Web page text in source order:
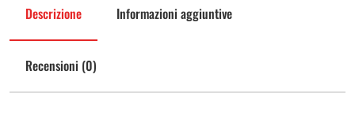
Descrizione Informazioni aggiuntive
Recensioni (0)